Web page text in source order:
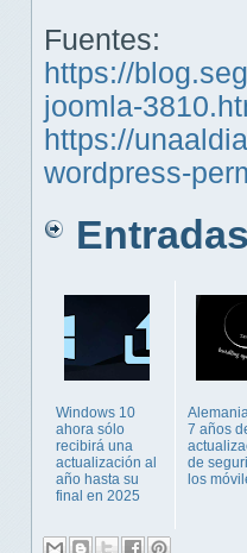
Fuentes:
https://
joomla-
https://
wordpress-
Entradas
Windows 10
ahora sólo
recibirá una
actualización al
año hasta su
final en 2025
7 años
de
los